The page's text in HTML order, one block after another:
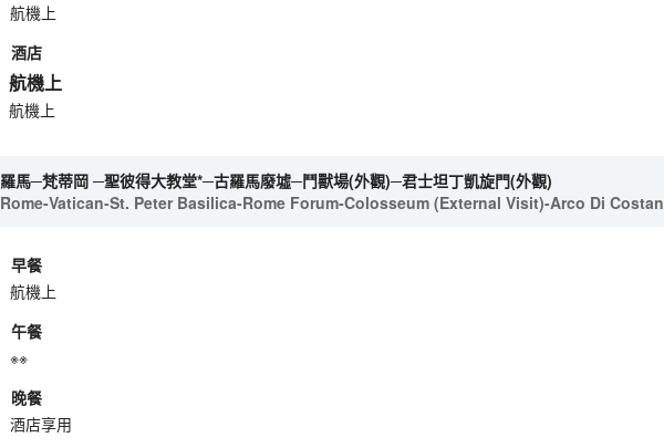
航機上
酒店
航機上
航機上
羅馬─梵蒂岡 ─聖彼得大教堂*─古羅馬廢墟─鬥獸場(外觀)─君士坦丁凱旋門(外觀)
Rome-Vatican-St. Peter Basilica-Rome Forum-Colosseum (External Visit)-Arco Di
早餐
航機上
午餐
※※
晚餐
酒店享用